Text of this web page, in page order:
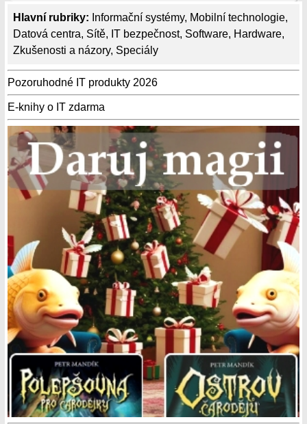
Hlavní rubriky: Informační systémy, Mobilní technologie,
Datová centra, Sítě, IT bezpečnost, Software, Hardware,
Zkušenosti a názory, Speciály
Pozoruhodné IT produkty 2026
E-knihy o IT zdarma